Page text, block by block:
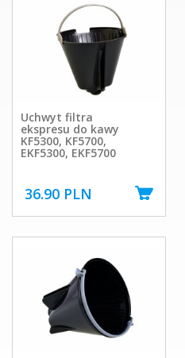
Uchwyt filtra
ekspresu do kawy
KF5300, KF5700,
EKF5300, EKF5700
36.90 PLN